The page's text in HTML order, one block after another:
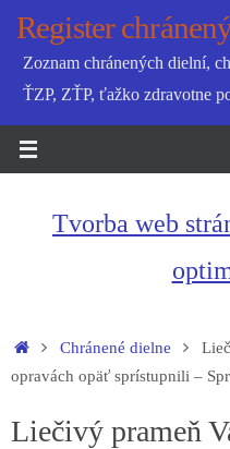
SkipRegister
Zoznam chránených dielní,
ŤZP, ZŤP, ťažko zdravotne
Tvorba web
HomeChránené dielne
opravách opäť sprístupnili –
Liečivý prameň